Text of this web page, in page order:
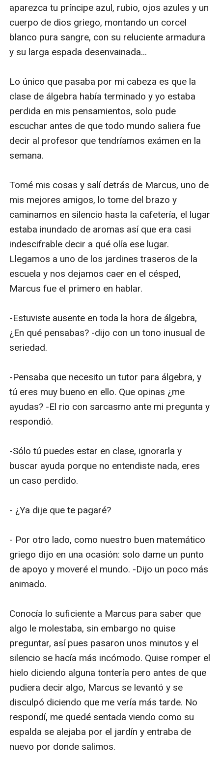
aparezca tu príncipe azul, rubio, ojos azules y un
cuerpo de dios griego, montando un corcel
blanco pura sangre, con su reluciente armadura
y su larga espada desenvainada...
Lo único que pasaba por mi cabeza es que la
clase de álgebra había terminado y yo estaba
perdida en mis pensamientos, solo pude
escuchar antes de que todo mundo saliera fue
decir al profesor que tendríamos exámen en la
semana.
Tomé mis cosas y salí detrás de Marcus, uno de
mis mejores amigos, lo tome del brazo y
caminamos en silencio hasta la cafetería, el lugar
estaba inundado de aromas así que era casi
indescifrable decir a qué olía ese lugar.
Llegamos a uno de los jardines traseros de la
escuela y nos dejamos caer en el césped,
Marcus fue el primero en hablar.
-Estuviste ausente en toda la hora de álgebra,
¿En qué pensabas? -dijo con un tono inusual de
seriedad.
-Pensaba que necesito un tutor para álgebra, y
tú eres muy bueno en ello. Que opinas ¿me
ayudas? -El rio con sarcasmo ante mi pregunta y
respondió.
-Sólo tú puedes estar en clase, ignorarla y
buscar ayuda porque no entendiste nada, eres
un caso perdido.
- ¿Ya dije que te pagaré?
- Por otro lado, como nuestro buen matemático
griego dijo en una ocasión: solo dame un punto
de apoyo y moveré el mundo. -Dijo un poco más
animado.
Conocía lo suficiente a Marcus para saber que
algo le molestaba, sin embargo no quise
preguntar, así pues pasaron unos minutos y el
silencio se hacía más incómodo. Quise romper el
hielo diciendo alguna tontería pero antes de que
pudiera decir algo, Marcus se levantó y se
disculpó diciendo que me vería más tarde. No
respondí, me quedé sentada viendo como su
espalda se alejaba por el jardín y entraba de
nuevo por donde salimos.